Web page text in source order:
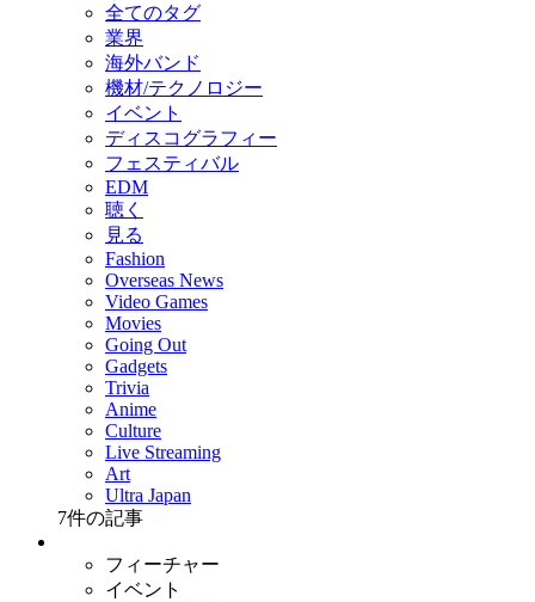
全てのタグ
業界
海外バンド
機材/テクノロジー
イベント
ディスコグラフィー
フェスティバル
EDM
聴く
見る
Fashion
Overseas News
Video Games
Movies
Going Out
Gadgets
Trivia
Anime
Culture
Live Streaming
Art
Ultra Japan
7件の記事
フィーチャー
イベント